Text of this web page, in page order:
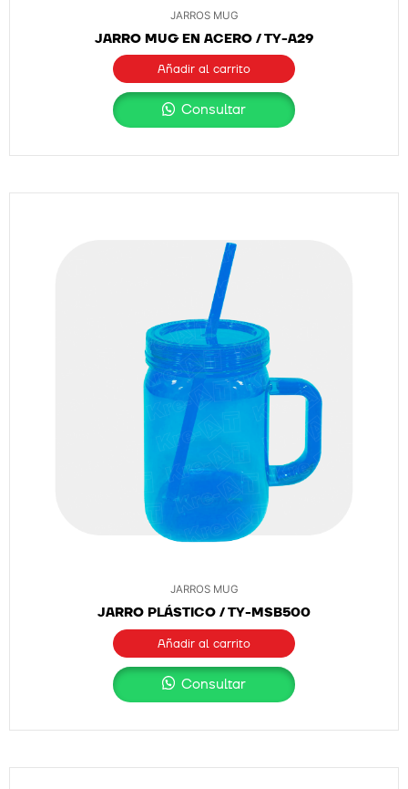
JARROS MUG
JARRO MUG EN ACERO / TY-A29
Añadir al carrito
Consultar
JARROS MUG
JARRO PLÁSTICO / TY-MSB500
Añadir al carrito
Consultar